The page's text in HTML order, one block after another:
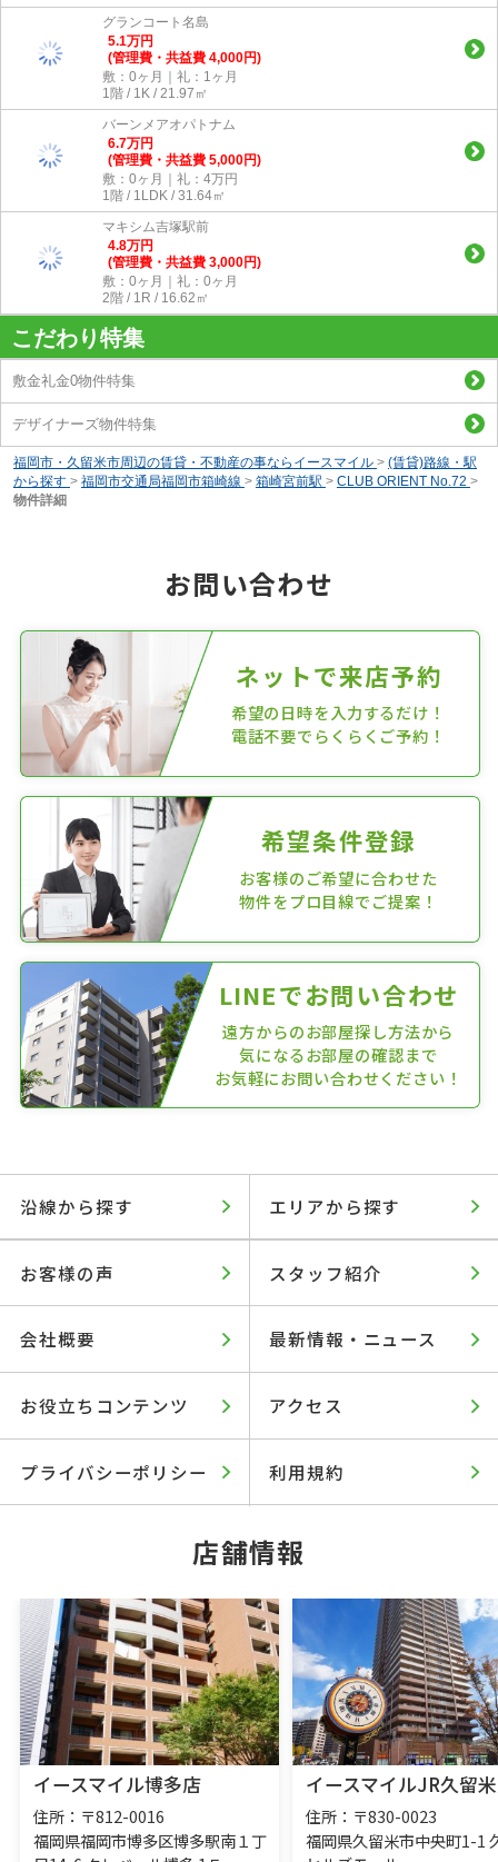
グランコート名島
5.1万円
(管理費・共益費 4,000円)
敷：0ヶ月｜礼：1ヶ月
1階 / 1K / 21.97㎡
バーンメアオパトナム
6.7万円
(管理費・共益費 5,000円)
敷：0ヶ月｜礼：4万円
1階 / 1LDK / 31.64㎡
マキシム吉塚駅前
4.8万円
(管理費・共益費 3,000円)
敷：0ヶ月｜礼：0ヶ月
2階 / 1R / 16.62㎡
こだわり特集
敷金礼金0物件特集
デザイナーズ物件特集
福岡市・久留米市周辺の賃貸・不動産の事ならイースマイル > (賃貸)路線・駅
から探す > 福岡市交通局福岡市箱崎線 > 箱崎宮前駅 > CLUB ORIENT No.72 >
物件詳細
お問い合わせ
ネットで来店予約
希望の日時を入力するだけ！
電話不要でらくらくご予約！
希望条件登録
お客様のご希望に合わせた
物件をプロ目線でご提案！
LINEでお問い合わせ
遠方からのお部屋探し方法から
気になるお部屋の確認まで
お気軽にお問い合わせください！
沿線から探す エリアから探す
お客様の声 スタッフ紹介
会社概要 最新情報・ニュース
お役立ちコンテンツ アクセス
プライバシーポリシー 利用規約
店舗情報
イースマイル博多店
住所：〒812-0016
福岡県福岡市博多区博多駅南１丁
イースマイルJR久留
住所：〒830-0023
福岡県久留米市中央町1-1